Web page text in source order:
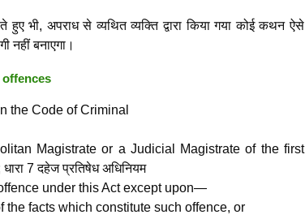
हुए भी, अपराध से व्यथित व्यक्ति द्वारा किया गया कोई कथन ऐसे
नहीं बनाएगा।
the Code of Criminal
Magistrate or a Judicial Magistrate of the first
7 दहेज प्रतिषेध अधिनियम
under this Act except upon—
facts which constitute such offence, or